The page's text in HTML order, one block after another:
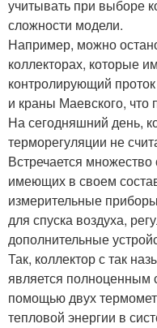
учитывать при выборе
сложности модели.
Например, можно
коллекторах, которые
контролирующий
и краны Маевского,
На сегодняшний день,
терморегуляции не
Встречается
имеющих в своем
измерительные
для спуска воздуха,
дополнительные
Так, коллектор с так
является полноценным
помощью двух
тепловой энергии в